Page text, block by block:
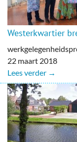
Westerkwartier
22 maart 2018
Lees verder →